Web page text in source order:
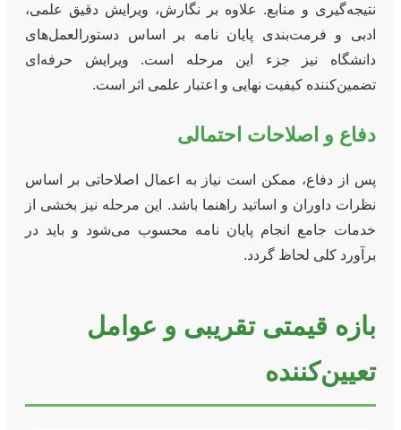
نتیجه‌گیری و منابع. علاوه بر نگارش، ویرایش دقیق علمی،
ادبی و فرمت‌بندی پایان نامه بر اساس دستورالعمل‌های
دانشگاه نیز جزء این مرحله است. ویرایش حرفه‌ای
تضمین‌کننده کیفیت نهایی و اعتبار علمی اثر است.
دفاع و اصلاحات احتمالی
پس از دفاع، ممکن است نیاز به اعمال اصلاحاتی بر اساس
نظرات داوران و اساتید راهنما باشد. این مرحله نیز بخشی از
خدمات جامع انجام پایان نامه محسوب می‌شود و باید در
برآورد کلی لحاظ گردد.
بازه قیمتی تقریبی و عوامل
تعیین‌کننده